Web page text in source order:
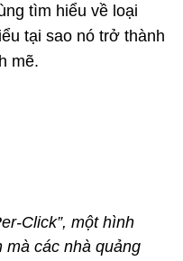
tìm hiểu về loại
tại sao nó trở thành
mẽ.
Click”, một hình
mà các nhà quảng